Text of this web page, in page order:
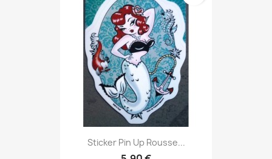
Sticker Pin Up Rousse...